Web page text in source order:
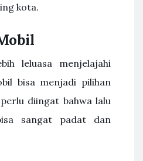
kota.
leluasa menjelajahi
bisa menjadi pilihan
diingat bahwa lalu
sangat padat dan